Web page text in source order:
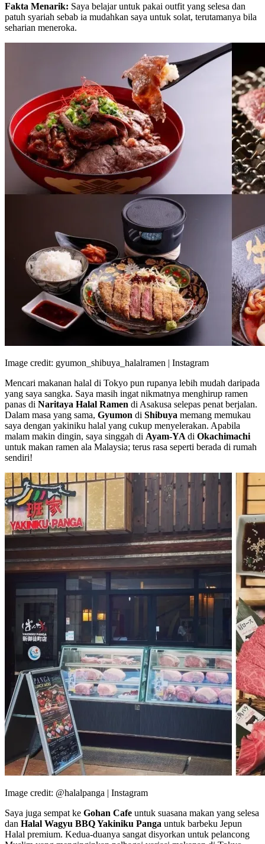
Fakta Menarik: Saya belajar untuk pakai outfit yang selesa dan
patuh syariah sebab ia mudahkan saya untuk solat, terutamanya bila
seharian meneroka.
Image credit: gyumon_shibuya_halalramen | Instagram
Mencari makanan halal di Tokyo pun rupanya lebih mudah daripada
yang saya sangka. Saya masih ingat nikmatnya menghirup ramen
panas di Naritaya Halal Ramen di Asakusa selepas penat berjalan.
Dalam masa yang sama, Gyumon di Shibuya memang memukau
saya dengan yakiniku halal yang cukup menyelerakan. Apabila
malam makin dingin, saya singgah di Ayam-YA di Okachimachi
untuk makan ramen ala Malaysia; terus rasa seperti berada di rumah
sendiri!
Image credit: @halalpanga | Instagram
Saya juga sempat ke Gohan Cafe untuk suasana makan yang selesa
dan Halal Wagyu BBQ Yakiniku Panga untuk barbeku Jepun
Halal premium. Kedua-duanya sangat disyorkan untuk pelancong